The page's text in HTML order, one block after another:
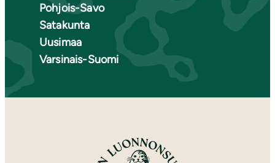
Pohjois-Savo
Satakunta
Uusimaa
Varsinais-Suomi